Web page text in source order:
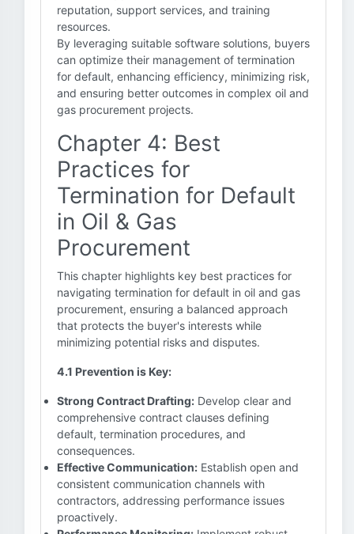
reputation, support services, and training
resources.
By leveraging suitable software solutions, buyers
can optimize their management of termination
for default, enhancing efficiency, minimizing risk,
and ensuring better outcomes in complex oil and
gas procurement projects.
Chapter 4: Best
Practices for
Termination for Default
in Oil & Gas
Procurement
This chapter highlights key best practices for
navigating termination for default in oil and gas
procurement, ensuring a balanced approach
that protects the buyer's interests while
minimizing potential risks and disputes.
4.1 Prevention is Key:
Strong Contract Drafting: Develop clear and
comprehensive contract clauses defining
default, termination procedures, and
consequences.
Effective Communication: Establish open and
consistent communication channels with
contractors, addressing performance issues
proactively.